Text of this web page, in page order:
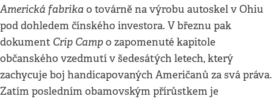
Americká fabrika o továrně na výrobu autoskel v Ohiu
pod dohledem čínského investora. V březnu pak
dokument Crip Campo zapomenuté kapitole
občanského vzedmutí v šedesátých letech, který
zachycuje boj handicapovaných Američanů za svá práva.
Zatím posledním obamovským přírůstkem je